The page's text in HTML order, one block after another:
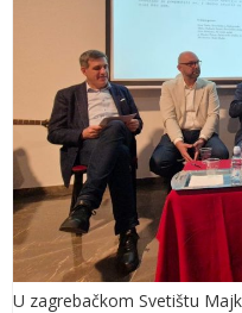
U zagrebačkom Svetištu